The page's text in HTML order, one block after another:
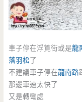
車子停在浮筧街或是龍
落羽松了
不建議車子停在龍南路
那邊車速太快了
又是轉彎處